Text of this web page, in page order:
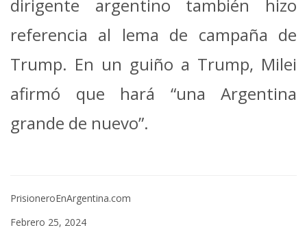
dirigente argentino también hizo
referencia al lema de campaña de
Trump. En un guiño a Trump, Milei
afirmó que hará “una Argentina
grande de nuevo”.
PrisioneroEnArgentina.com
Febrero 25, 2024